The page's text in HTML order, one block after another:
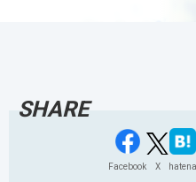
Facebook X hatena